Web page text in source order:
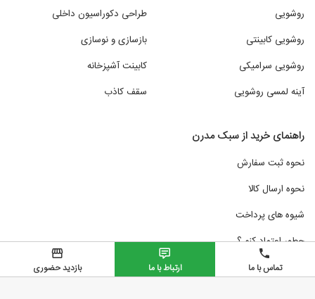
تماس با ما ارتباط با ما بازدید حضوری
روشویی
روشویی کابینتی
روشویی سرامیکی
آینه لمسی روشویی
طراحی دکوراسیون داخلی
بازسازی و نوسازی
کابینت آشپزخانه
سقف کاذب
راهنمای خرید از سبک مدرن
نحوه ثبت سفارش
نحوه ارسال کالا
شیوه های پرداخت
چطور اعتماد کنم ؟